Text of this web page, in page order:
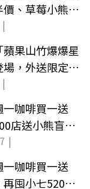
、草莓小熊杯
果山竹爆爆星
，外送限定
咖啡買一送
店送小熊盲盒
|
咖啡買一送
囤小七520優